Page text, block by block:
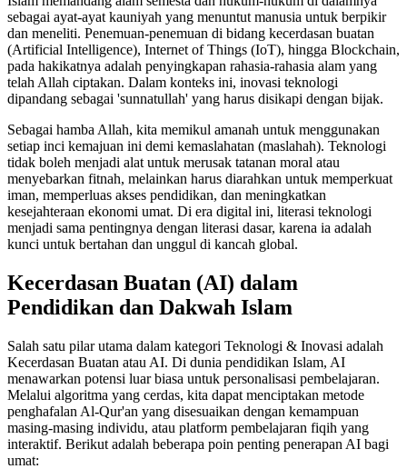
sebagai ayat-ayat kauniyah yang menuntut manusia untuk berpikir
dan meneliti. Penemuan-penemuan di bidang kecerdasan buatan
(Artificial Intelligence), Internet of Things (IoT), hingga Blockchain,
pada hakikatnya adalah penyingkapan rahasia-rahasia alam yang
telah Allah ciptakan. Dalam konteks ini, inovasi teknologi
dipandang sebagai 'sunnatullah' yang harus disikapi dengan bijak.
Sebagai hamba Allah, kita memikul amanah untuk menggunakan
setiap inci kemajuan ini demi kemaslahatan (maslahah). Teknologi
tidak boleh menjadi alat untuk merusak tatanan moral atau
menyebarkan fitnah, melainkan harus diarahkan untuk memperkuat
iman, memperluas akses pendidikan, dan meningkatkan
kesejahteraan ekonomi umat. Di era digital ini, literasi teknologi
menjadi sama pentingnya dengan literasi dasar, karena ia adalah
kunci untuk bertahan dan unggul di kancah global.
Kecerdasan Buatan (AI) dalam
Pendidikan dan Dakwah Islam
Salah satu pilar utama dalam kategori Teknologi & Inovasi adalah
Kecerdasan Buatan atau AI. Di dunia pendidikan Islam, AI
menawarkan potensi luar biasa untuk personalisasi pembelajaran.
Melalui algoritma yang cerdas, kita dapat menciptakan metode
penghafalan Al-Qur'an yang disesuaikan dengan kemampuan
masing-masing individu, atau platform pembelajaran fiqih yang
interaktif. Berikut adalah beberapa poin penting penerapan AI bagi
umat: